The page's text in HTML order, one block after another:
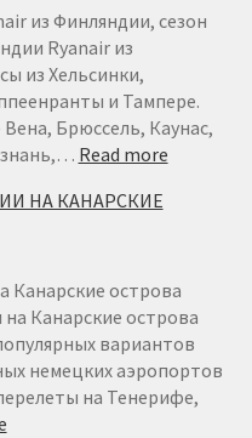
из Финляндии, сезон
Ryanair из
из Хельсинки,
и Тампере.
Брюссель, Каунас,
Read more:
€22
НА КАНАРСКИЕ
Канарские острова
Канарские острова
вариантов
немецких аэропортов
на Тенерифе,
: